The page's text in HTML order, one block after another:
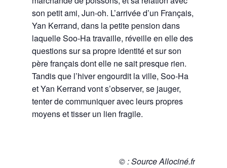
son petit ami, Jun-oh. L’arrivée d’un Français,
Yan Kerrand, dans la petite pension dans
laquelle Soo-Ha travaille, réveille en elle des
questions sur sa propre identité et sur son
père français dont elle ne sait presque rien.
Tandis que l’hiver engourdit la ville, Soo-Ha
et Yan Kerrand vont s’observer, se jauger,
tenter de communiquer avec leurs propres
moyens et tisser un lien fragile.
© : Source Allociné.fr